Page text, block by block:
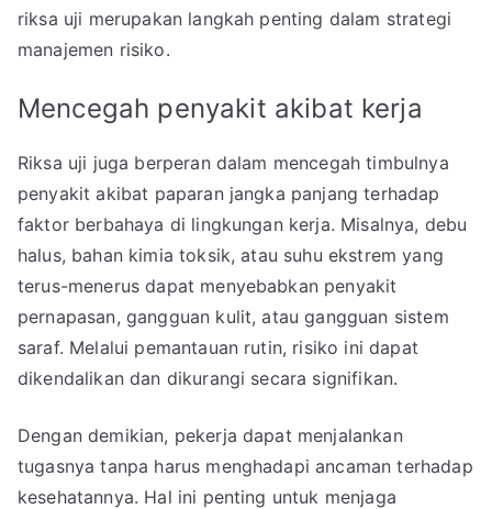
riksa uji merupakan langkah penting dalam strategi
manajemen risiko.
Mencegah penyakit akibat kerja
Riksa uji juga berperan dalam mencegah timbulnya
penyakit akibat paparan jangka panjang terhadap
faktor berbahaya di lingkungan kerja. Misalnya, debu
halus, bahan kimia toksik, atau suhu ekstrem yang
terus-menerus dapat menyebabkan penyakit
pernapasan, gangguan kulit, atau gangguan sistem
saraf. Melalui pemantauan rutin, risiko ini dapat
dikendalikan dan dikurangi secara signifikan.
Dengan demikian, pekerja dapat menjalankan
tugasnya tanpa harus menghadapi ancaman terhadap
kesehatannya. Hal ini penting untuk menjaga